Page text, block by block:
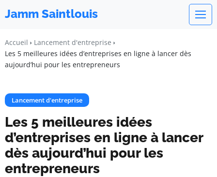
Jamm Saintlouis
Accueil
Lancement d'entreprise
Les 5 meilleures idées d’entreprises en ligne à lancer dès
aujourd’hui pour les entrepreneurs
Lancement d'entreprise
Les 5 meilleures idées
d’entreprises en ligne à lancer
dès aujourd’hui pour les
entrepreneurs